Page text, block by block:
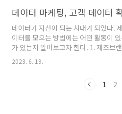
아서 그 데이터를 활용해 고객의 구매
용 경험을 최고로 ..
럴 활동을 강화한다. 그 대표적인 커뮤
로 세포라의 뷰티 커뮤니티를 소개한다.
라(Sephora) 뷰티 커뮤니티 ' 뷰티인
포라는 홈페이지에서 방대한 정보를 고
실시간 공유하는 '뷰티 인사이더 커뮤
영한다. 이들은 세포라에서 자발적으로
다. 하지만, 제품만 구매하는 것은 아니
데이터가 자산이 되는 시대가 되었다.
이터를 모으는 방법에는 어떤 활동이
가 있는지 알아보고자 한다. 1. 제조브
법 제조 브랜드가 명확한 실구매 고객이
고 충성 고객을 확인하는 것은 쉬운 일
추어져 있고, 과거 대부분의 고객 판매
2023. 6. 19.
1 2